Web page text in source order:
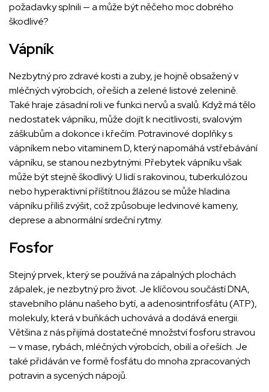
požadavky splnili — a může být něčeho moc dobrého
škodlivé?
Vápník
Nezbytný pro zdravé kosti a zuby, je hojně obsažený v
mléčných výrobcích, ořeších a zelené listové zelenině.
Také hraje zásadní roli ve funkci nervů a svalů. Když má tělo
nedostatek vápníku, může dojít k necitlivosti, svalovým
záškubům a dokonce i křečím. Potravinové doplňky s
vápníkem nebo vitaminem D, který napomáhá vstřebávání
vápníku, se stanou nezbytnými. Přebytek vápníku však
může být stejně škodlivý. U lidí s rakovinou, tuberkulózou
nebo hyperaktivní příštítnou žlázou se může hladina
vápníku příliš zvýšit, což způsobuje ledvinové kameny,
deprese a abnormální srdeční rytmy.
Fosfor
Stejný prvek, který se používá na zápalných plochách
zápalek, je nezbytný pro život. Je klíčovou součástí DNA,
stavebního plánu našeho bytí, a adenosintrifosfátu (ATP),
molekuly, která v buňkách uchovává a dodává energii.
Většina z nás přijímá dostatečné množství fosforu stravou
— v mase, rybách, mléčných výrobcích, obilí a ořeších. Je
také přidáván ve formě fosfátu do mnoha zpracovaných
potravin a sycených nápojů.